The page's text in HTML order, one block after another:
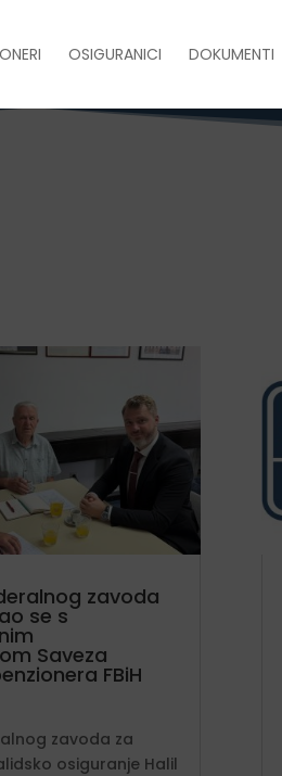
OSIGURANICI DOKUMENTI
zavoda
se s
Saveza
FBiH
zavoda za
osiguranje Halil